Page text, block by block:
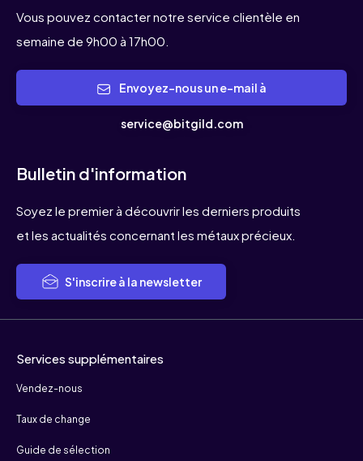
Vous pouvez contacter notre service clientèle en
semaine de 9h00 à 17h00.
service@bitgild.com
Bulletin d'information
Soyez le premier à découvrir les derniers produits
et les actualités concernant les métaux précieux.
S'inscrire à la newsletter
Services supplémentaires
Vendez-nous
Taux de change
Guide de sélection